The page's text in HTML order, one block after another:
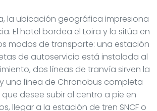
la ubicación geográfica impresiona
El hotel bordea el Loira y lo sitúa en
modos de transporte: una estación
de autoservicio está instalada al
dos líneas de tranvía sirven la
una línea de Chronobus completa
que desee subir al centro a pie en
llegar a la estación de tren SNCF o